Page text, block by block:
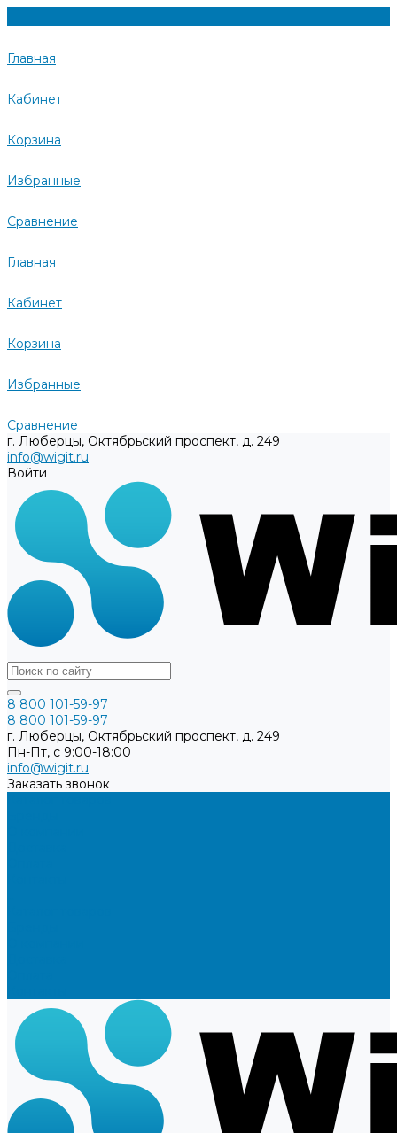
Главная
Кабинет
Корзина
Избранные
Сравнение
Главная
Кабинет
Корзина
Избранные
Сравнение
г. Люберцы, Октябрьский проспект, д. 249
info@wigit.ru
Войти
8 800 101-59-97
8 800 101-59-97
г. Люберцы, Октябрьский проспект, д. 249
Пн-Пт, с 9:00-18:00
info@wigit.ru
Заказать звонок